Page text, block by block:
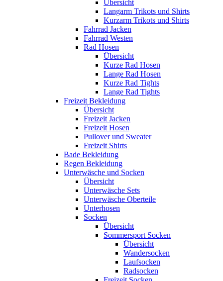
Übersicht
Langarm Trikots und Shirts
Kurzarm Trikots und Shirts
Fahrrad Jacken
Fahrrad Westen
Rad Hosen
Übersicht
Kurze Rad Hosen
Lange Rad Hosen
Kurze Rad Tights
Lange Rad Tights
Freizeit Bekleidung
Übersicht
Freizeit Jacken
Freizeit Hosen
Pullover und Sweater
Freizeit Shirts
Bade Bekleidung
Regen Bekleidung
Unterwäsche und Socken
Übersicht
Unterwäsche Sets
Unterwäsche Oberteile
Unterhosen
Socken
Übersicht
Sommersport Socken
Übersicht
Wandersocken
Laufsocken
Radsocken